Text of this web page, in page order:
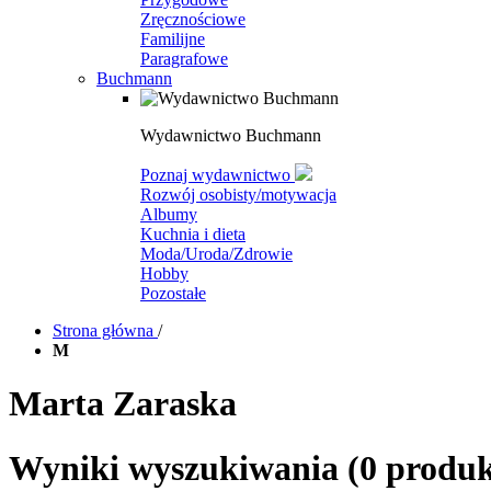
Zręcznościowe
Familijne
Paragrafowe
Buchmann
Wydawnictwo Buchmann
Poznaj wydawnictwo
Rozwój osobisty/motywacja
Albumy
Kuchnia i dieta
Moda/Uroda/Zdrowie
Hobby
Pozostałe
Strona główna /
M
Marta Zaraska
Wyniki wyszukiwania (0